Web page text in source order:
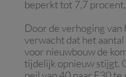
beperkt tot 7,7 procent.
Door de verhoging
verwacht dat het
voor nieuwbouw de
tijdelijk opnieuw stijgt.